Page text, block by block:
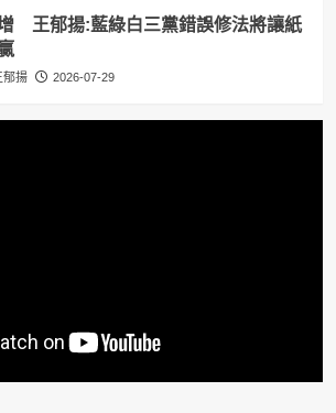
王郁揚:藍綠白三黨錯誤修法將讓紙
郁揚 2026-07-29